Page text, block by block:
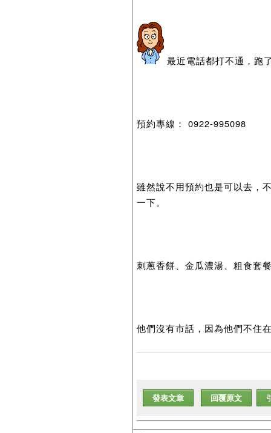
最近電話都打不通，跑
預約專線： 0922-995098
雖然說不用預約也是可以去，
一下。
刺蔥香餅、金瓜濃湯、粗食套
他們沒有市話，因為他們不住
發表文章 回覆原文